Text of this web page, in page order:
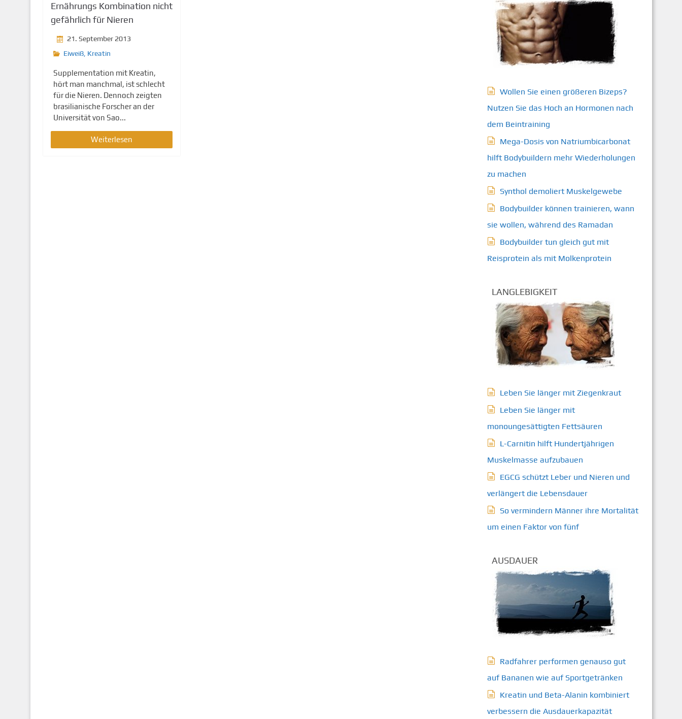
Ernährungs Kombination nicht
gefährlich für Nieren
21. September 2013
Eiweiß, Kreatin
Supplementation mit Kreatin,
hört man manchmal, ist schlecht
für die Nieren. Dennoch zeigten
brasilianische Forscher an der
Universität von Sao...
Weiterlesen
Wollen Sie einen größeren Bizeps?
Nutzen Sie das Hoch an Hormonen nach
dem Beintraining
Mega-Dosis von Natriumbicarbonat
hilft Bodybuildern mehr Wiederholungen
zu machen
Synthol demoliert Muskelgewebe
Bodybuilder können trainieren, wann
sie wollen, während des Ramadan
Bodybuilder tun gleich gut mit
Reisprotein als mit Molkenprotein
LANGLEBIGKEIT
Leben Sie länger mit Ziegenkraut
Leben Sie länger mit
monoungesättigten Fettsäuren
L-Carnitin hilft Hundertjährigen
Muskelmasse aufzubauen
EGCG schützt Leber und Nieren und
verlängert die Lebensdauer
So vermindern Männer ihre Mortalität
um einen Faktor von fünf
AUSDAUER
Radfahrer performen genauso gut
auf Bananen wie auf Sportgetränken
Kreatin und Beta-Alanin kombiniert
verbessern die Ausdauerkapazität